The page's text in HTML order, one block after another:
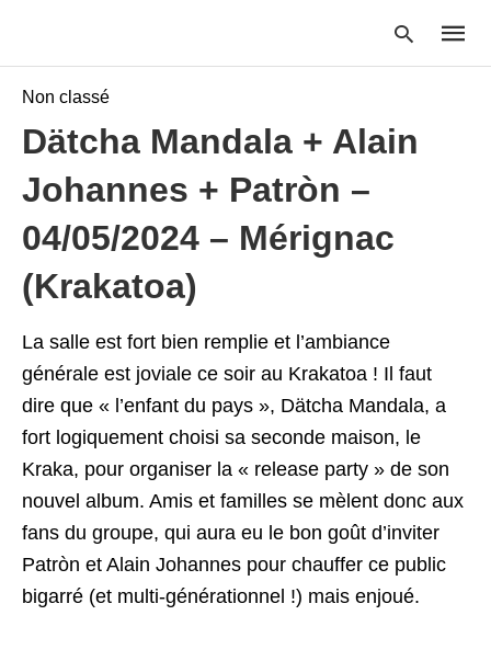
Non classé
Dätcha Mandala + Alain
Johannes + Patròn –
04/05/2024 – Mérignac
(Krakatoa)
La salle est fort bien remplie et l’ambiance
générale est joviale ce soir au Krakatoa ! Il faut
dire que « l’enfant du pays », Dätcha Mandala, a
fort logiquement choisi sa seconde maison, le
Kraka, pour organiser la « release party » de son
nouvel album. Amis et familles se mèlent donc aux
fans du groupe, qui aura eu le bon goût d’inviter
Patròn et Alain Johannes pour chauffer ce public
bigarré (et multi-générationnel !) mais enjoué.